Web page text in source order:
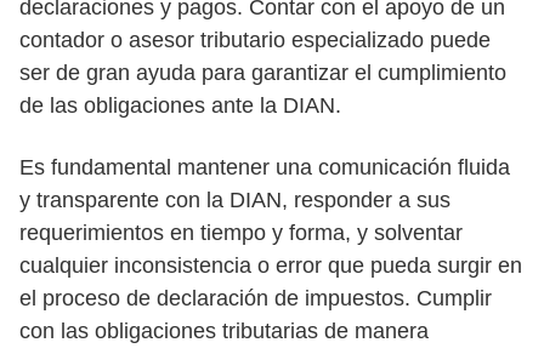
declaraciones y pagos. Contar con el apoyo de un
contador o asesor tributario especializado puede
ser de gran ayuda para garantizar el cumplimiento
de las obligaciones ante la DIAN.
Es fundamental mantener una comunicación fluida
y transparente con la DIAN, responder a sus
requerimientos en tiempo y forma, y solventar
cualquier inconsistencia o error que pueda surgir en
el proceso de declaración de impuestos. Cumplir
con las obligaciones tributarias de manera